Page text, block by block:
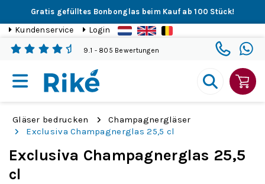
Gratis gefülltes Bonbonglas beim Kauf ab 100 Stück!
Kundenservice Login
9.1 - 805 Bewertungen
Gläser bedrucken
Champagnergläser
Exclusiva Champagnerglas 25,5 cl
Exclusiva Champagnerglas 25,5
cl